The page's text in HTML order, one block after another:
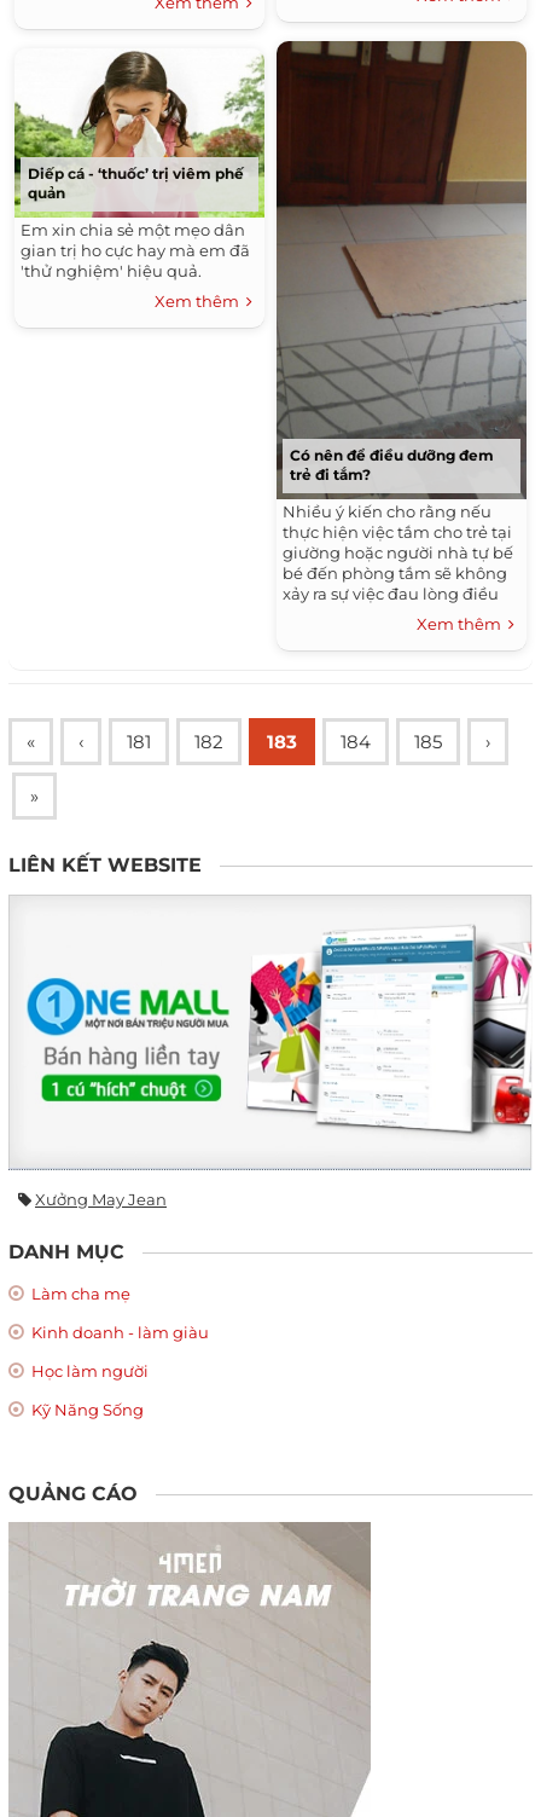
Diếp cá - ‘thuốc’ trị viêm phế
quản
Em xin chia sẻ một mẹo dân
gian trị ho cực hay mà em đã
'thử nghiệm' hiệu quả.
Xem thêm
Có nên để điều dưỡng đem
trẻ đi tắm?
Nhiều ý kiến cho rằng nếu
thực hiện việc tắm cho trẻ tại
giường hoặc người nhà tự bế
bé đến phòng tắm sẽ không
xảy ra sự việc đau lòng điều
dưỡng trượt chân làm rơi 5 trẻ
Xem thêm
« ‹ 181 182 183 184 185 ›
»
LIÊN KẾT WEBSITE
Xưởng May Jean
DANH MỤC
Làm cha mẹ
Kinh doanh - làm giàu
Học làm người
Kỹ Năng Sống
QUẢNG CÁO